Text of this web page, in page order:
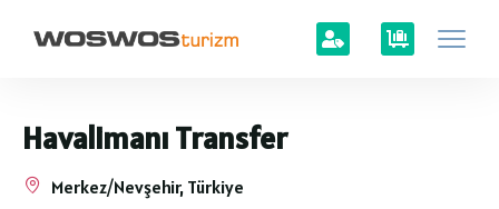
Havalimanı Transfer
Merkez/Nevşehir, Türkiye